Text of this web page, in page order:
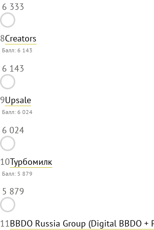
6 333
8Creators
Балл:6 143
6 143
9Upsale
Балл:6 024
6 024
10Турбомилк
Балл: 5 879
5 879
11BBDO Russia Group (Digital BBDO +